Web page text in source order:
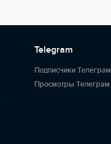
Telegram
Подписчики Телеграм
Просмотры Телеграм